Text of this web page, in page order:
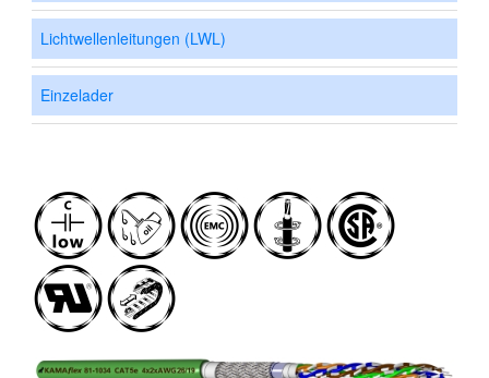
Lichtwellenleitungen (LWL)
Einzelader